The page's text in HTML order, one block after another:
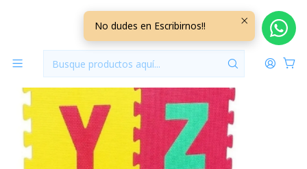
Jugueteria Alfombra Goma Eva Letras
No dudes en Escribirnos!!